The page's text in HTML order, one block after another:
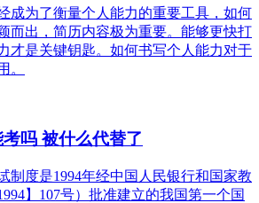
成为了衡量个人能力的重要工具，如何
而出，简历内容极为重要。能够更快打
才是关键钥匙。如何书写个人能力对于
。
吗 被什么代替了
制度是1994年经中国人民银行和国家教
】107号）批准建立的我国第一个国